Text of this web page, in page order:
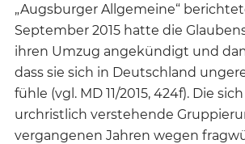
„Augsburger Allgemeine“
September 2015 hatte die
ihren Umzug angekündigt und
dass sie sich in Deutschland
fühle (vgl. MD 11/2015, 424f). Die
urchristlich verstehende
vergangenen Jahren wegen